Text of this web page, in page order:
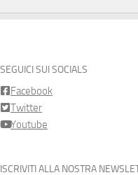
SEGUICI SUI SOCIALS
Facebook
Twitter
Youtube
ISCRIVITI ALLA NOSTRA